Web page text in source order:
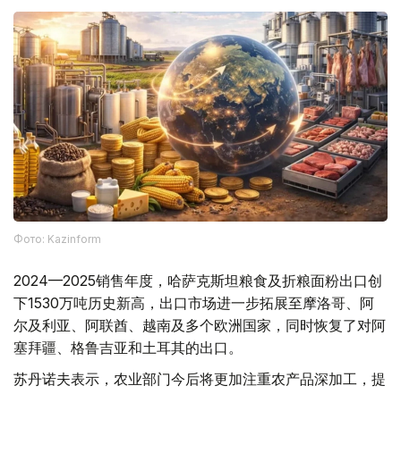
Фото: Kazinform
2024—2025销售年度，哈萨克斯坦粮食及折粮面粉出口创
下1530万吨历史新高，出口市场进一步拓展至摩洛哥、阿
尔及利亚、阿联酋、越南及多个欧洲国家，同时恢复了对阿
塞拜疆、格鲁吉亚和土耳其的出口。
苏丹诺夫表示，农业部门今后将更加注重农产品深加工，提